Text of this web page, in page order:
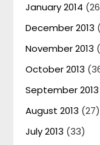
January 2014
December 2013
November 2013
October 2013
September 2013
August 2013 (27)
July 2013 (33)